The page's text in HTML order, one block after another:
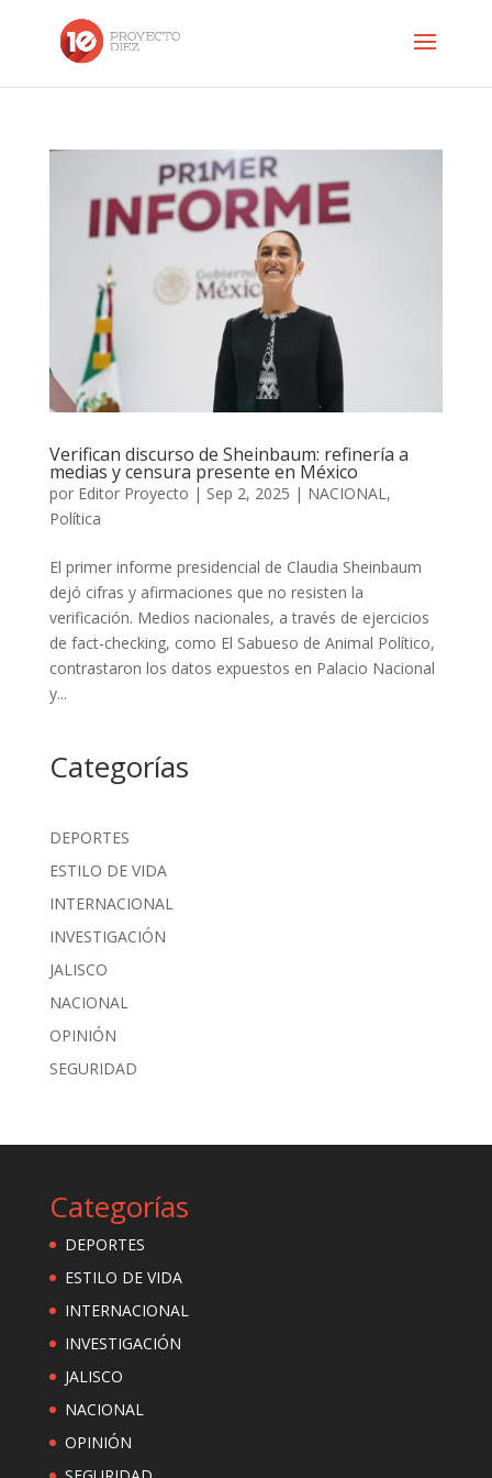
Verifican discurso de Sheinbaum: refinería a
medias y censura presente en México
por Editor Proyecto | Sep 2, 2025 | NACIONAL,
Política
El primer informe presidencial de Claudia Sheinbaum
dejó cifras y afirmaciones que no resisten la
verificación. Medios nacionales, a través de ejercicios
de fact-checking, como El Sabueso de Animal Político,
contrastaron los datos expuestos en Palacio Nacional
y...
Categorías
DEPORTES
ESTILO DE VIDA
INTERNACIONAL
INVESTIGACIÓN
JALISCO
NACIONAL
OPINIÓN
SEGURIDAD
Categorías
DEPORTES
ESTILO DE VIDA
INTERNACIONAL
INVESTIGACIÓN
JALISCO
NACIONAL
OPINIÓN